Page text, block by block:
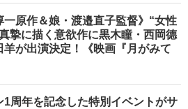
一原作＆娘・渡邉直子監督》“女性
摯に描く意欲作に黒木瞳・西岡德
羊が出演決定！《映画『月がみて
1周年を記念した特別イベントがサ